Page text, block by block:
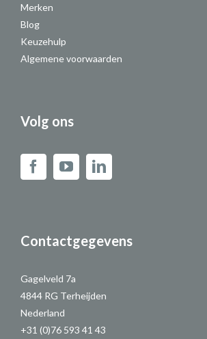
Merken
Blog
Keuzehulp
Algemene voorwaarden
Volg ons
Contactgegevens
Gagelveld 7a
4844 RG Terheijden
Nederland
+31 (0)76 593 41 43